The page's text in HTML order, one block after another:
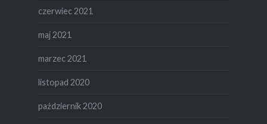
czerwiec 2021
maj 2021
marzec 2021
listopad 2020
październik 2020